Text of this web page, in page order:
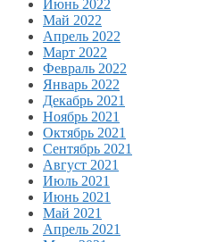
Июнь 2022
Май 2022
Апрель 2022
Март 2022
Февраль 2022
Январь 2022
Декабрь 2021
Ноябрь 2021
Октябрь 2021
Сентябрь 2021
Август 2021
Июль 2021
Июнь 2021
Май 2021
Апрель 2021